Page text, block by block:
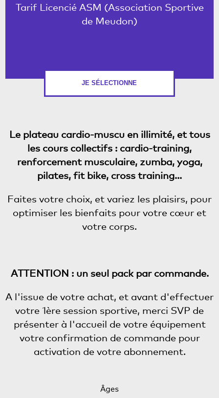
Tarif Licencié ASM (Association Sportive
de Meudon)
JE SÉLECTIONNE
Le plateau cardio-muscu en illimité, et tous
les cours collectifs : cardio-training,
renforcement musculaire, zumba, yoga,
pilates, fit bike, cross training…
Faites votre choix, et variez les plaisirs, pour
optimiser les bienfaits pour votre cœur et
votre corps.
ATTENTION : un seul pack par commande.
A l'issue de votre achat, et avant d'effectuer
votre 1ère session sportive, merci SVP de
présenter à l'accueil de votre équipement
votre confirmation de commande pour
activation de votre abonnement.
Âges